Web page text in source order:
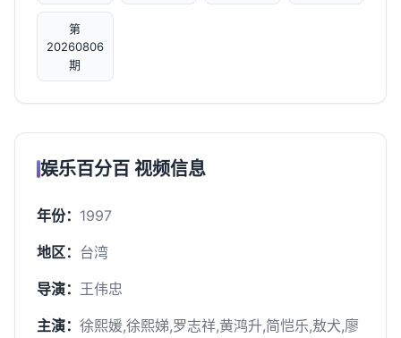
第
20260806
期
娱乐百分百 视频信息
年份： 1997
地区： 台湾
导演： 王伟忠
主演： 徐熙媛,徐熙娣,罗志祥,黄鸿升,简恺乐,敖犬,廖